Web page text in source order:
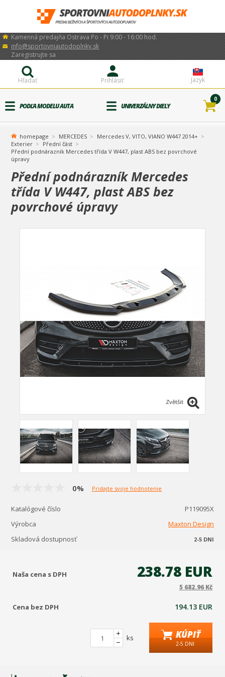
Kamenná predajňa Ostrava Po - Pi 9:00 - 16:00 hod.
info@sportovniautodoplnky.sk
Jazyk
Prihlásiť
Zaregistrujte sa
Hľadať
PODĽA MODELU AUTA UNIVERZÁLNY DIELY
0
homepage MERCEDES
Mercedes V, VITO, VIANO W447 2014+
Exterier
Přední část
Přední podnárazník Mercedes třída V W447, plast ABS bez povrchové
úpravy
Přední podnárazník Mercedes
třída V W447, plast ABS bez
povrchové úpravy
Zvětšit
0% Pridajte svoje hodnotenie
Katalógové číslo
P119095X
Výrobca
Maxton Design
Skladová dostupnosť
2-5 DNI
Naša cena s DPH 238.78 EUR
5 682.96 Kč
Cena bez DPH 194.13 EUR
ks KÚPIŤ
2-5 DNI